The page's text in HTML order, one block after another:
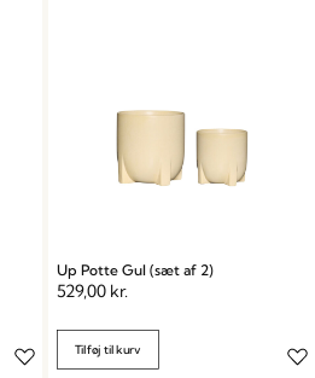
Up Potte Gul (sæt af 2)
529,00 kr.
Tilføj til kurv